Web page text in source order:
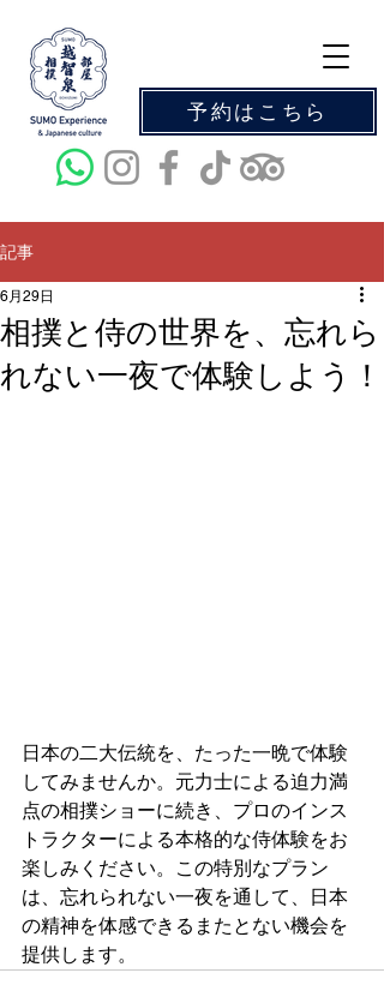
予約はこちら
記事
相撲と侍の世界を、忘れら
れない一夜で体験しよう！
6月29日
日本の二大伝統を、たった一晩で体験
してみませんか。元力士による迫力満
点の相撲ショーに続き、プロのインス
トラクターによる本格的な侍体験をお
楽しみください。この特別なプラン
は、忘れられない一夜を通して、日本
の精神を体感できるまたとない機会を
提供します。